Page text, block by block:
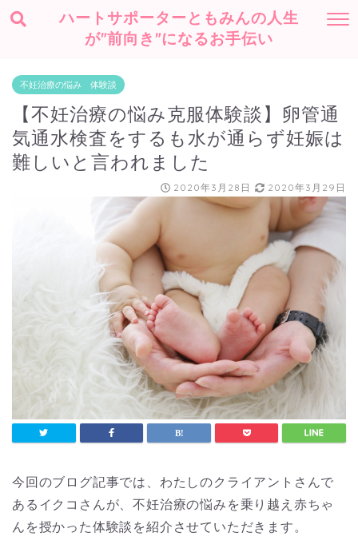
ハートサポーターともみんの人生
が"前向き"になるお手伝い
不妊治療の悩み 体験談
【不妊治療の悩み克服体験談】卵管通
気通水検査をするも水が通らず妊娠は
難しいと言われました
2020年3月28日 2020年3月29日
今回のブログ記事では、わたしのクライアントさんで
あるイクコさんが、不妊治療の悩みを乗り越え赤ちゃ
んを授かった体験談を紹介させていただきます。